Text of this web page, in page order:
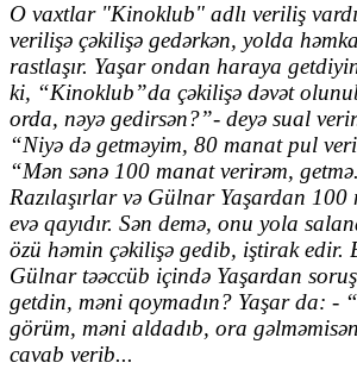
O vaxtlar "Kinoklub" adlı veriliş
verilişə çəkilişə gedərkən, yolda
rastlaşır. Yaşar ondan haraya
ki, “Kinoklub”da çəkilişə dəvət
orda, nəyə gedirsən?”- deyə sual
“Niyə də getməyim, 80 manat pul
“Mən sənə 100 manat verirəm,
Razılaşırlar və Gülnar Yaşardan 100
evə qayıdır. Sən demə, onu yola
özü həmin çəkilişə gedib, iştirak edir.
Gülnar təəccüb içində Yaşardan
getdin, məni qoymadın? Yaşar da: -
görüm, məni aldadıb, ora
cavab verib...